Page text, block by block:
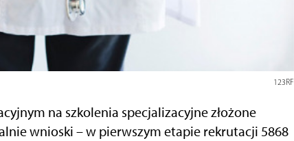
123RF
na szkolenia specjalizacyjne złożone
wnioski – w pierwszym etapie rekrutacji 5868